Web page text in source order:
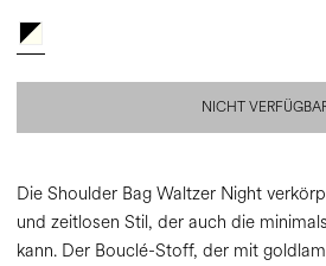
NICHT
Die Shoulder Bag Waltzer Night
und zeitlosen Stil, der auch die
kann. Der Bouclé-Stoff, der mit